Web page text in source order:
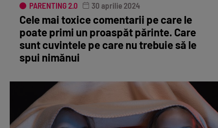
PARENTING 2.0 30 aprilie 2024
Cele mai toxice comentarii pe care le
poate primi un proaspăt părinte. Care
sunt cuvintele pe care nu trebuie să le
spui nimănui